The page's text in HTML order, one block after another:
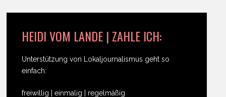
HEIDI VOM LANDE | ZAHLE ICH:
Unterstützung von Lokaljournalismus geht so
einfach:
freiwillig | einmalig | regelmäßig